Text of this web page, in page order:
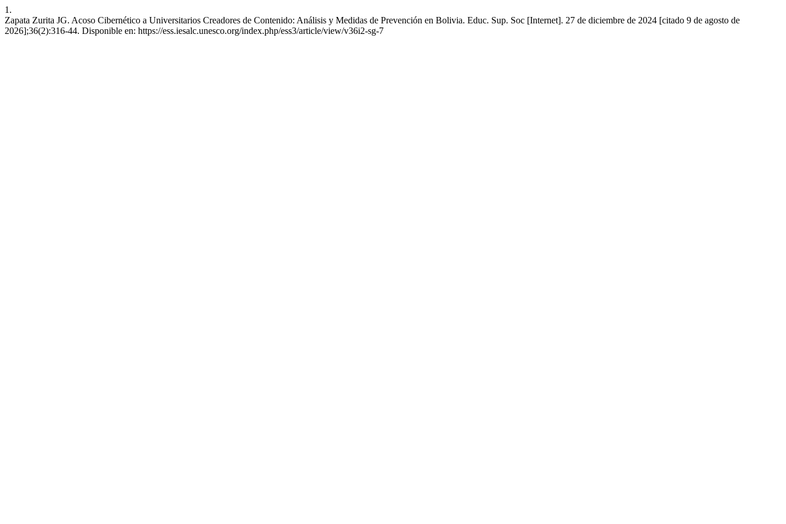
1.
Zapata Zurita JG. Acoso Cibernético a Universitarios Creadores de Contenido: Análisis y Medidas de Prevención en Bolivia. Educ. Sup. Soc [Internet]. 27 de diciembre de 2024 [citado 9 de agosto de
2026];36(2):316-44. Disponible en: https://ess.iesalc.unesco.org/index.php/ess3/article/view/v36i2-sg-7